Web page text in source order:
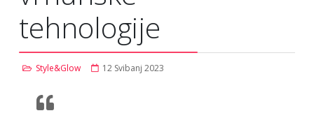
tehnologije
Style&Glow 12 Svibanj 2023